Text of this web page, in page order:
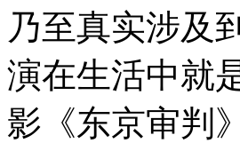
乃至真实涉及
演在生活中就
影《东京审判